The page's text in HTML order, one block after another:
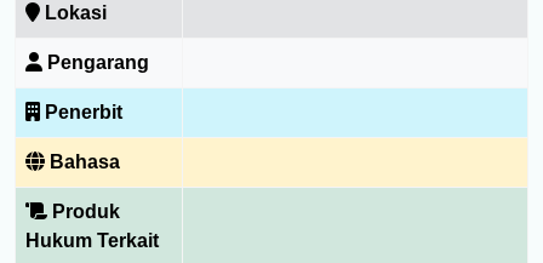
Lokasi
Pengarang
Penerbit
Bahasa
Produk
Hukum Terkait